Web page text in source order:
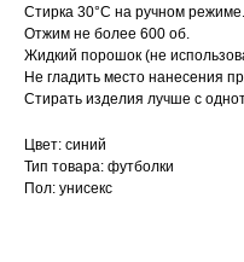
Стирка 30°С на ручном режиме.
Отжим не более 600 об.
Жидкий порошок (не
Не гладить место нанесения
Стирать изделия лучше с
Цвет: синий
Тип товара: футболки
Пол: унисекс